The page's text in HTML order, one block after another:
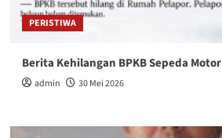
PERISTIWA
Berita Kehilangan BPKB Sepeda Motor
admin 30 Mei 2026